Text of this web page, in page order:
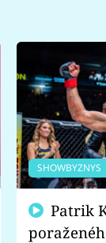
SHOWBYZNYS